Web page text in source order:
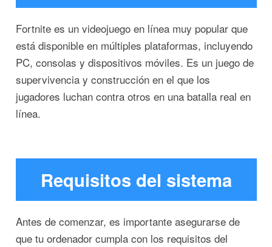
Fortnite es un videojuego en línea muy popular que
está disponible en múltiples plataformas, incluyendo
PC, consolas y dispositivos móviles. Es un juego de
supervivencia y construcción en el que los
jugadores luchan contra otros en una batalla real en
línea.
Requisitos del sistema
Antes de comenzar, es importante asegurarse de
que tu ordenador cumpla con los requisitos del